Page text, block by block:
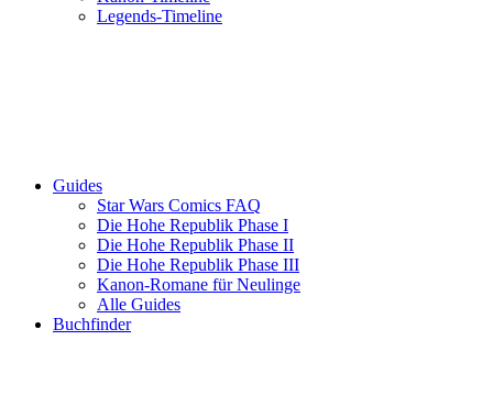
Legends-Timeline
Guides
Star Wars Comics FAQ
Die Hohe Republik Phase I
Die Hohe Republik Phase II
Die Hohe Republik Phase III
Kanon-Romane für Neulinge
Alle Guides
Buchfinder